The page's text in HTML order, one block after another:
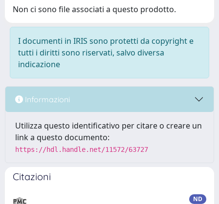
Non ci sono file associati a questo prodotto.
I documenti in IRIS sono protetti da copyright e
tutti i diritti sono riservati, salvo diversa
indicazione
Informazioni
Utilizza questo identificativo per citare o creare un
link a questo documento:
https://hdl.handle.net/11572/63727
Citazioni
ND